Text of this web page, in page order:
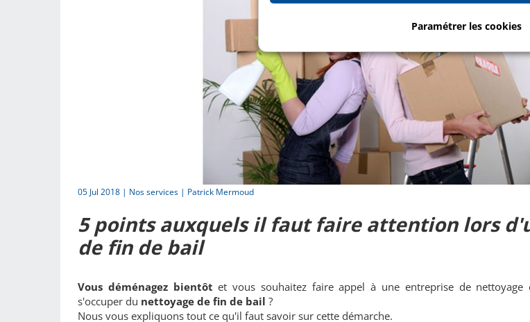
05 Jul 2018 | Nos services | Patrick Mermoud
5 points auxquels il faut faire attention lors
de fin de bail
Vous déménagez bientôt et vous souhaitez faire appel à une entreprise de nettoyage
s'occuper du nettoyage de fin de bail ?
Nous vous expliquons tout ce qu'il faut savoir sur cette démarche.
Paramétrer les cookies